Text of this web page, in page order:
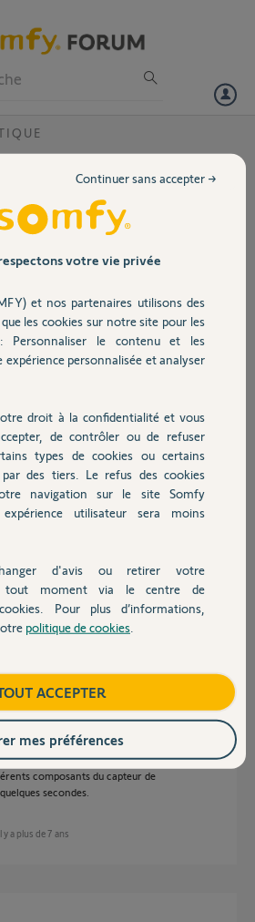
1213-9861-0706
votre capteur ne semble pas être
dans le tableau de bord sur moble
fonctionne bien
au fil de discussion
de notre service de maintenance
lorsqu'une réponse me sera apportée.
il y a plus de 7 ans
de problème mais sur PC on voit en même
composants du capteur de
secondes.
il y a plus de 7 ans
votre vie privée
et nos partenaires utilisons des
les cookies sur notre site pour les
Personnaliser le contenu et les
expérience personnalisée et analyser
droit à la confidentialité et vous
de contrôler ou de refuser
types de cookies ou certains
par des tiers. Le refus des cookies
navigation sur le site Somfy
utilisateur sera moins
d'avis ou retirer votre
tout moment via le centre de
Pour plus d’informations,
politique de cookies
Continuer sans accepter →
ACCEPTER
mes préférences